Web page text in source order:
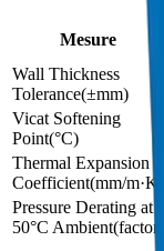
Mesure
Wall Thickness
Tolerance(±mm)
Vicat Softening
Point(°C)
Thermal Expansion
Coefficient(mm/m·K
Pressure Derating at
50°C Ambient(factor